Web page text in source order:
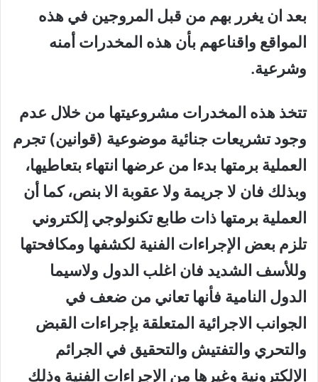
بعد ان يغرر بهم من قبل المروجين في هذه
المواقع واقناعهم بأن هذه المخدرات أمنه
وشرعية.
تتخذ هذه المخدرات مشروعيتها من خلال عدم
وجود تشريعات جنائية موضوعية (قوانين) تجرم
العملية برمتها بدءا من عرضها انتهاء بتعاطيها،
وبذلك فان لا جريمة ولا عقوبة الا بنص، كما أن
العملية برمتها ذات طابع تكنولوجي إلكتروني
تلزم بعض الإجراءات الفنية لكشفها ومكافحتها
وللأسف الشديد فان اغلب الدول ولاسيما
الدول النامية فأنها تعاني من ضعف في
الجوانب الاجرائية المتعلقة بإجراءات القبض
والتحري والتفتيش والتحقيق في الجرائم
الإلكترونية وغيرها من الإجراءات الفنية وذلك